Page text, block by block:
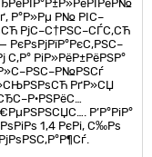
Р°Р»Рµ Р№ РІС–
РјС–С†РЅС–СЃС‚СЋ
РєРѕРјРїР°РєС‚РЅС–
С‚Р° РіР»РёР±РёРЅР°
РґР»СЏ
Р’Р°РіР°
1,4 РєРі, С‰Рѕ